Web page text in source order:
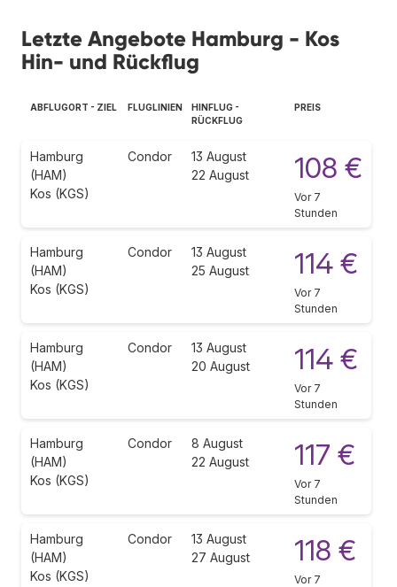
Letzte Angebote Hamburg - Kos
Hin- und Rückflug
ABFLUGORT - ZIEL FLUGLINIEN
HINFLUG -
RÜCKFLUG
PREIS
Hamburg
(HAM)
Kos (KGS)
Condor
13 August
22 August
108 €
Vor 7
Stunden
Hamburg
(HAM)
Kos (KGS)
Condor
13 August
25 August
114 €
Vor 7
Stunden
Hamburg
(HAM)
Kos (KGS)
Condor
13 August
20 August
114 €
Vor 7
Stunden
Hamburg
(HAM)
Kos (KGS)
Condor
8 August
22 August
117 €
Vor 7
Stunden
Hamburg
(HAM)
Kos (KGS)
Condor
13 August
27 August
118 €
Vor 7